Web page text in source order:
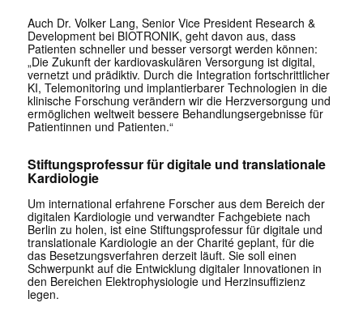
Auch Dr. Volker Lang, Senior Vice President Research &
Development bei BIOTRONIK, geht davon aus, dass
Patienten schneller und besser versorgt werden können:
„Die Zukunft der kardiovaskulären Versorgung ist digital,
vernetzt und prädiktiv. Durch die Integration fortschrittlicher
KI, Telemonitoring und implantierbarer Technologien in die
klinische Forschung verändern wir die Herzversorgung und
ermöglichen weltweit bessere Behandlungsergebnisse für
Patientinnen und Patienten.“
Stiftungsprofessur für digitale und translationale
Kardiologie
Um international erfahrene Forscher aus dem Bereich der
digitalen Kardiologie und verwandter Fachgebiete nach
Berlin zu holen, ist eine Stiftungsprofessur für digitale und
translationale Kardiologie an der Charité geplant, für die
das Besetzungsverfahren derzeit läuft. Sie soll einen
Schwerpunkt auf die Entwicklung digitaler Innovationen in
den Bereichen Elektrophysiologie und Herzinsuffizienz
legen.